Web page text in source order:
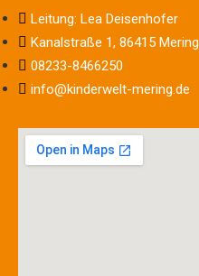
Leitung: Lea Deisenhofer
Kanalstraße 1, 86415 Mering
08233-8466250
info@kinderwelt-mering.de